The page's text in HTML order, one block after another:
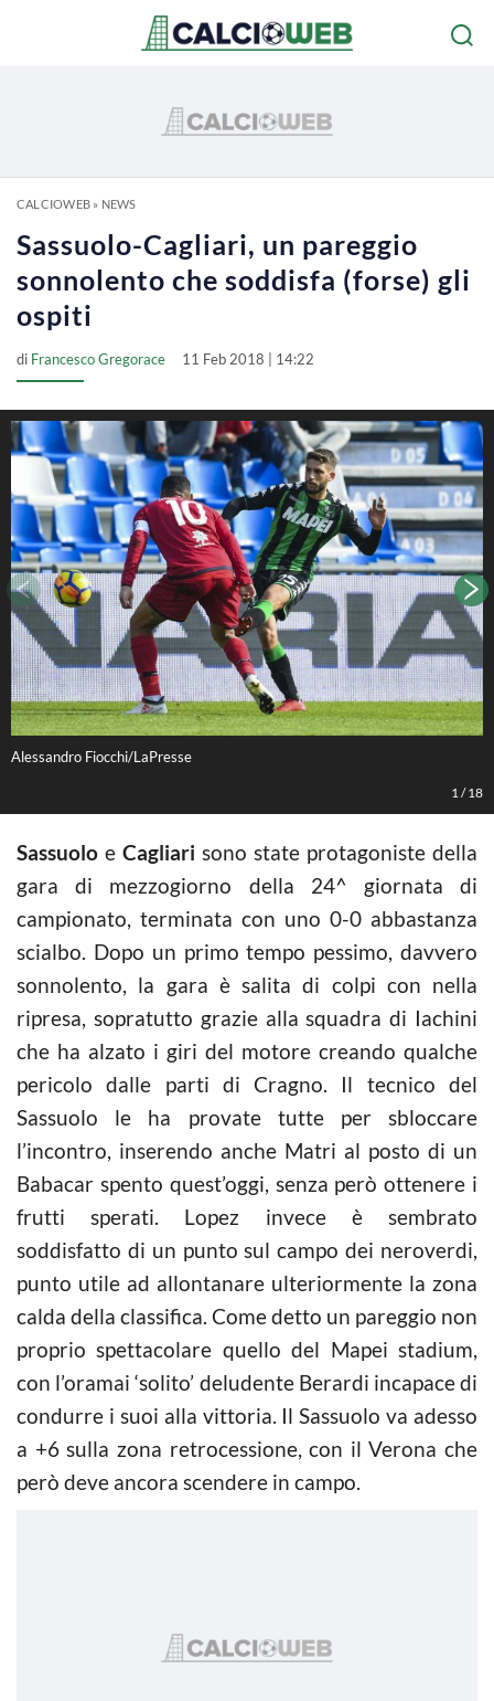
CALCIOWEB» NEWS
Sassuolo-Cagliari, un pareggio
sonnolento che soddisfa (forse) gli
ospiti
di Francesco Gregorace 11 Feb 2018 | 14:22
Alessandro Fiocchi/LaPresse
1 /18
Sassuolo e Cagliari sono state protagoniste della
gara di mezzogiorno della 24^ giornata di
campionato, terminata con uno 0-0 abbastanza
scialbo. Dopo un primo tempo pessimo, davvero
sonnolento, la gara è salita di colpi con nella
ripresa, sopratutto grazie alla squadra di Iachini
che ha alzato i giri del motore creando qualche
pericolo dalle parti di Cragno. Il tecnico del
Sassuolo le ha provate tutte per sbloccare
l’incontro, inserendo anche Matri al posto di un
Babacar spento quest’oggi, senza però ottenere i
frutti sperati. Lopez invece è sembrato
soddisfatto di un punto sul campo dei neroverdi,
punto utile ad allontanare ulteriormente la zona
calda della classifica. Come detto un pareggio non
proprio spettacolare quello del Mapei stadium,
con l’oramai ‘solito’ deludente Berardi incapace di
condurre i suoi alla vittoria. Il Sassuolo va adesso
a +6 sulla zona retrocessione, con il Verona che
però deve ancora scendere in campo.